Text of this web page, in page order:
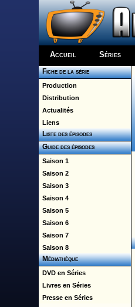
Accueil Séries
Fiche de la série
Production
Distribution
Actualités
Liens
Liste des épisodes
Guide des épisodes
Saison 1
Saison 2
Saison 3
Saison 4
Saison 5
Saison 6
Saison 7
Saison 8
Médiathèque
DVD en Séries
Livres en Séries
Presse en Séries